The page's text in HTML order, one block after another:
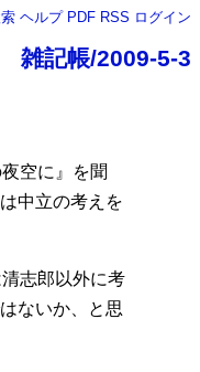
ヘルプ PDF RSS ログイン
雑記帳/2009-5-3
空に』を聞
中立の考えを
志郎以外に考
ないか、と思